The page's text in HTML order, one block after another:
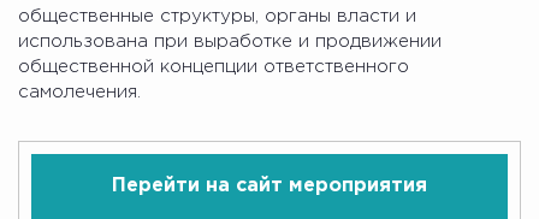
общественные структуры, органы власти и
использована при выработке и продвижении
общественной концепции ответственного
самолечения.
Перейти на сайт мероприятия